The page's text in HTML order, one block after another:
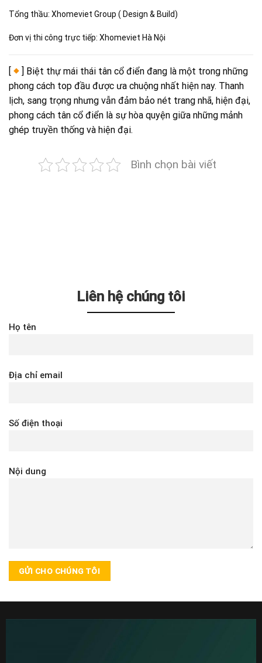
Tổng thầu: Xhomeviet Group ( Design & Build)
Đơn vị thi công trực tiếp: Xhomeviet Hà Nội
] Biệt thự mái thái tân cổ điển đang là một trong những
phong cách top đầu được ưa chuộng nhất hiện nay. Thanh
lịch, sang trọng nhưng vẫn đảm bảo nét trang nhã, hiện đại,
phong cách tân cổ điển là sự hòa quyện giữa những mảnh
ghép truyền thống và hiện đại.
Bình chọn bài viết
Liên hệ chúng tôi
Họ tên
Địa chỉ email
Số điện thoại
Nội dung